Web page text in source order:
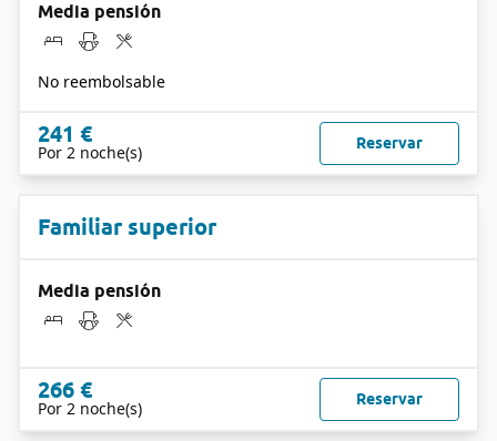
Media pensión
No reembolsable
241 €
Por 2 noche(s) Reservar
Familiar superior
Media pensión
266 €
Por 2 noche(s) Reservar